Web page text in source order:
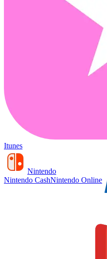
Itunes
Nintendo
Nintendo CashNintendo Online